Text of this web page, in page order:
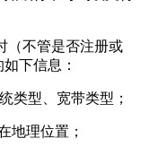
（不管是否注册或
下信息：
类型、宽带类型；
地理位置；